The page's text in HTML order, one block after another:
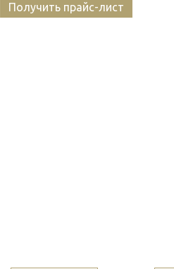
Получить прайс-лист